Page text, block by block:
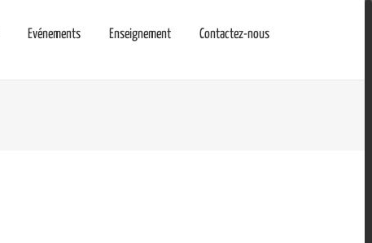
Evénements Enseignement Contactez-nous